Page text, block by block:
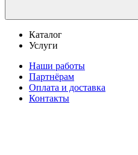
Каталог
Услуги
Наши работы
Партнёрам
Оплата и доставка
Контакты